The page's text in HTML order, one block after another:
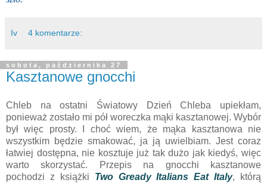
Iv 4 komentarze:
sobota, października 27
Kasztanowe gnocchi
Chleb na ostatni Światowy Dzień Chleba upiekłam,
ponieważ zostało mi pół woreczka mąki kasztanowej. Wybór
był więc prosty. I choć wiem, że mąka kasztanowa nie
wszystkim będzie smakować, ja ją uwielbiam. Jest coraz
łatwiej dostępna, nie kosztuje już tak dużo jak kiedyś, więc
warto skorzystać. Przepis na gnocchi kasztanowe
pochodzi z książki Two Gready Italians Eat Italy, którą